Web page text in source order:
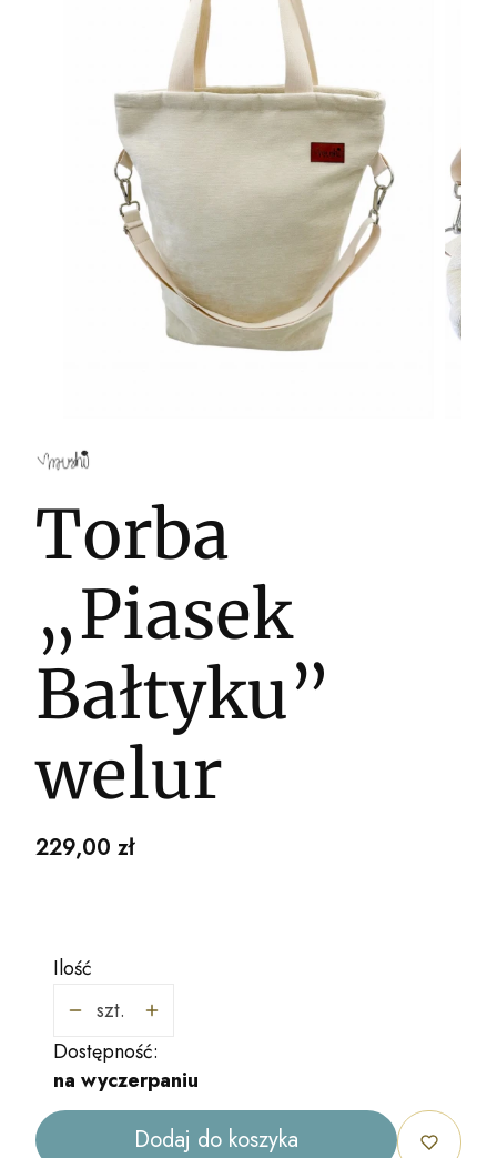
Torba
„Piasek
Bałtyku”
welur
Cena
229,00 zł
Ilość
szt.
Dostępność:
na wyczerpaniu
Dodaj do koszyka